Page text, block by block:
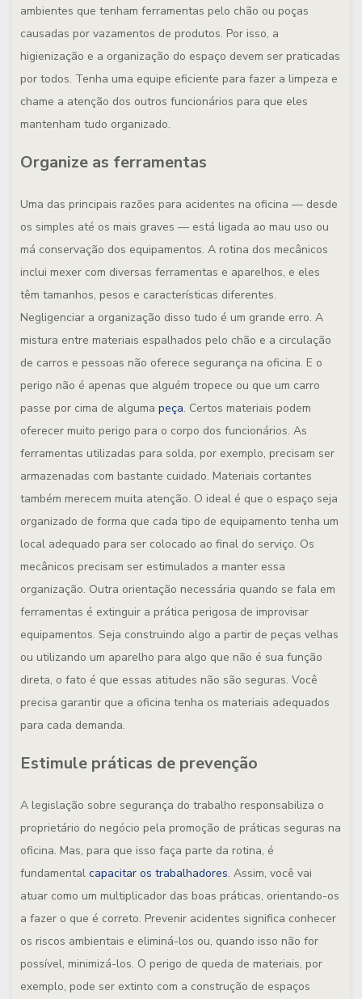
ambientes que tenham ferramentas pelo chão ou poças
causadas por vazamentos de produtos. Por isso, a
higienização e a organização do espaço devem ser praticadas
por todos. Tenha uma equipe eficiente para fazer a limpeza e
chame a atenção dos outros funcionários para que eles
mantenham tudo organizado.
Organize as ferramentas
Uma das principais razões para acidentes na oficina — desde
os simples até os mais graves — está ligada ao mau uso ou
má conservação dos equipamentos. A rotina dos mecânicos
inclui mexer com diversas ferramentas e aparelhos, e eles
têm tamanhos, pesos e características diferentes.
Negligenciar a organização disso tudo é um grande erro. A
mistura entre materiais espalhados pelo chão e a circulação
de carros e pessoas não oferece segurança na oficina. E o
perigo não é apenas que alguém tropece ou que um carro
passe por cima de alguma peça. Certos materiais podem
oferecer muito perigo para o corpo dos funcionários. As
ferramentas utilizadas para solda, por exemplo, precisam ser
armazenadas com bastante cuidado. Materiais cortantes
também merecem muita atenção. O ideal é que o espaço seja
organizado de forma que cada tipo de equipamento tenha um
local adequado para ser colocado ao final do serviço. Os
mecânicos precisam ser estimulados a manter essa
organização. Outra orientação necessária quando se fala em
ferramentas é extinguir a prática perigosa de improvisar
equipamentos. Seja construindo algo a partir de peças velhas
ou utilizando um aparelho para algo que não é sua função
direta, o fato é que essas atitudes não são seguras. Você
precisa garantir que a oficina tenha os materiais adequados
para cada demanda.
Estimule práticas de prevenção
A legislação sobre segurança do trabalho responsabiliza o
proprietário do negócio pela promoção de práticas seguras na
oficina. Mas, para que isso faça parte da rotina, é
fundamental capacitar os trabalhadores. Assim, você vai
atuar como um multiplicador das boas práticas, orientando-os
a fazer o que é correto. Prevenir acidentes significa conhecer
os riscos ambientais e eliminá-los ou, quando isso não for
possível, minimizá-los. O perigo de queda de materiais, por
exemplo, pode ser extinto com a construção de espaços